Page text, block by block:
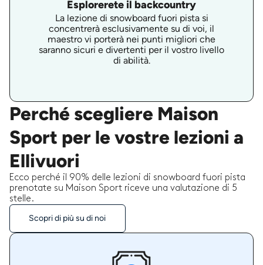
Esplorerete il backcountry
La lezione di snowboard fuori pista si
concentrerà esclusivamente su di voi, il
maestro vi porterà nei punti migliori che
saranno sicuri e divertenti per il vostro livello
di abilità.
Perché scegliere Maison
Sport per le vostre lezioni a
Ellivuori
Ecco perché il 90% delle lezioni di snowboard fuori pista
prenotate su Maison Sport riceve una valutazione di 5
stelle.
Scopri di più su di noi